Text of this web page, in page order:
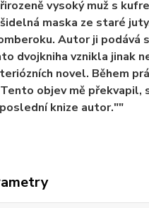
vysoký muž s
maska ze staré
Autor ji
dvojkniha vznikla jinak
novel. Během
objev mě překvapil,
knize autor.""